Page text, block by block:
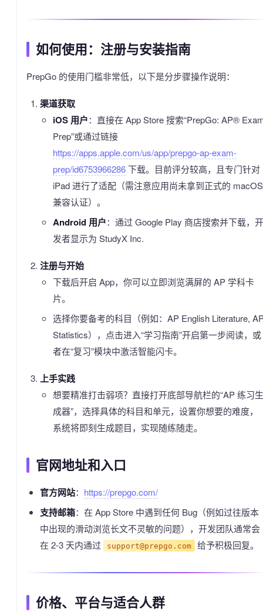
如何使用：注册与安装指南
PrepGo 的使用门槛非常低，以下是分步骤操作说明：
渠道获取
iOS 用户：直接在 App Store 搜索“PrepGo: AP®
Prep”或通过链接
https://apps.apple.com/us/app/prepgo-ap-exam-
prep/id6753966286下载。目前评分较高，且专门针对
iPad 进行了适配（需注意应用尚未拿到正式的 macOS
兼容认证）。
Android 用户：通过 Google Play 商店搜索并下载，开
发者显示为 StudyX Inc.
注册与开始
下载后开启 App，你可以立即浏览满屏的 AP 学科卡
片。
选择你要备考的科目（例如：AP English Literature,
Statistics），点击进入“学习指南”开启第一步阅读，或
者在“复习”模块中激活智能闪卡。
上手实践
想要精准打击弱项？直接打开底部导航栏的“AP 练习生
成器”，选择具体的科目和单元，设置你想要的难度，
系统将即刻生成题目，实现随练随走。
官网地址和入口
官方网站： https://prepgo.com/
支持邮箱：在 App Store 中遇到任何 Bug（例如过往版本
中出现的滑动浏览长文不灵敏的问题），开发团队通常会
在 2-3 天内通过
support@prepgo.com 给予积极回复。
价格、平台与适合人群